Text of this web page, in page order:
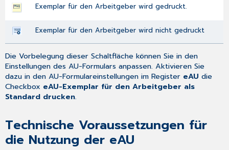
Exemplar für den Arbeitgeber wird gedruckt.
Exemplar für den Arbeitgeber wird nicht gedruckt
Die Vorbelegung dieser Schaltfläche können Sie in den
Einstellungen des AU-Formulars anpassen. Aktivieren Sie
dazu in denAU-Formulareinstellungen im Register eAU die
Checkbox eAU-Exemplar für den Arbeitgeber als
Standard drucken.
Technische Voraussetzungen für
die Nutzung der eAU